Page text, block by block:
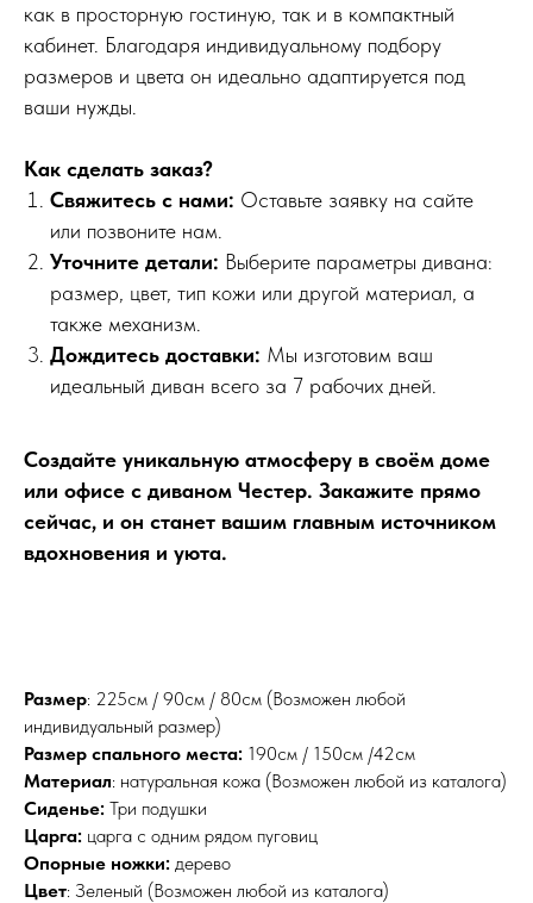
как в просторную гостиную, так и в компактный
кабинет. Благодаря индивидуальному подбору
размеров и цвета он идеально адаптируется под
ваши нужды.
Как сделать заказ?
Свяжитесь с нами: Оставьте заявку на сайте
или позвоните нам.
Уточните детали: Выберите параметры дивана:
размер, цвет, тип кожи или другой материал, а
также механизм.
Дождитесь доставки: Мы изготовим ваш
идеальный диван всего за 7 рабочих дней.
Создайте уникальную атмосферу в своём доме
или офисе с диваном Честер. Закажите прямо
сейчас, и он станет вашим главным источником
вдохновения и уюта.
Размер: 225см / 90см / 80см (Возможен любой
индивидуальный размер)
Размер спального места: 190см / 150см /42см
Материал: натуральная кожа (Возможен любой из каталога)
Сиденье: Три подушки
Царга: царга с одним рядом пуговиц
Опорные ножки: дерево
Цвет: Зеленый (Возможен любой из каталога)